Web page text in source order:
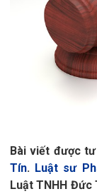
Bài viết được
Tín. Luật sư
Luật TNHH Đức